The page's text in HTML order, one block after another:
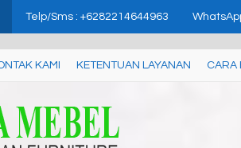
Telp/Sms : +6282214644963
KAMI KETENTUAN LAYANAN CARA